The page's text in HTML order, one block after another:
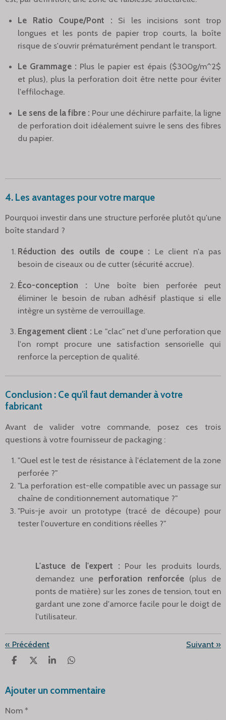
Le Ratio Coupe/Pont : Si les incisions sont trop
longues et les ponts de papier trop courts, la boîte
risque de s'ouvrir prématurément pendant le transport.
Le Grammage : Plus le papier est épais ($300g/m^2$
et plus), plus la perforation doit être nette pour éviter
l'effilochage.
Le sens de la fibre : Pour une déchirure parfaite, la ligne
de perforation doit idéalement suivre le sens des fibres
du papier.
4. Les avantages pour votre marque
Pourquoi investir dans une structure perforée plutôt qu'une
boîte standard ?
Réduction des outils de coupe : Le client n'a pas
besoin de ciseaux ou de cutter (sécurité accrue).
Éco-conception : Une boîte bien perforée peut
éliminer le besoin de ruban adhésif plastique si elle
intègre un système de verrouillage.
Engagement client : Le "clac" net d'une perforation que
l'on rompt procure une satisfaction sensorielle qui
renforce la perception de qualité.
Conclusion : Ce qu'il faut demander à votre
fabricant
Avant de valider votre commande, posez ces trois
questions à votre fournisseur de packaging :
"Quel est le test de résistance à l'éclatement de la zone
perforée ?"
"La perforation est-elle compatible avec un passage sur
chaîne de conditionnement automatique ?"
"Puis-je avoir un prototype (tracé de découpe) pour
tester l'ouverture en conditions réelles ?"
L'astuce de l'expert : Pour les produits lourds,
demandez une perforation renforcée (plus de
ponts de matière) sur les zones de tension, tout en
gardant une zone d'amorce facile pour le doigt de
l'utilisateur.
« Précédent Suivant »
P
T
E
P
T
P
T
P
T
Ajouter un commentaire
Nom *